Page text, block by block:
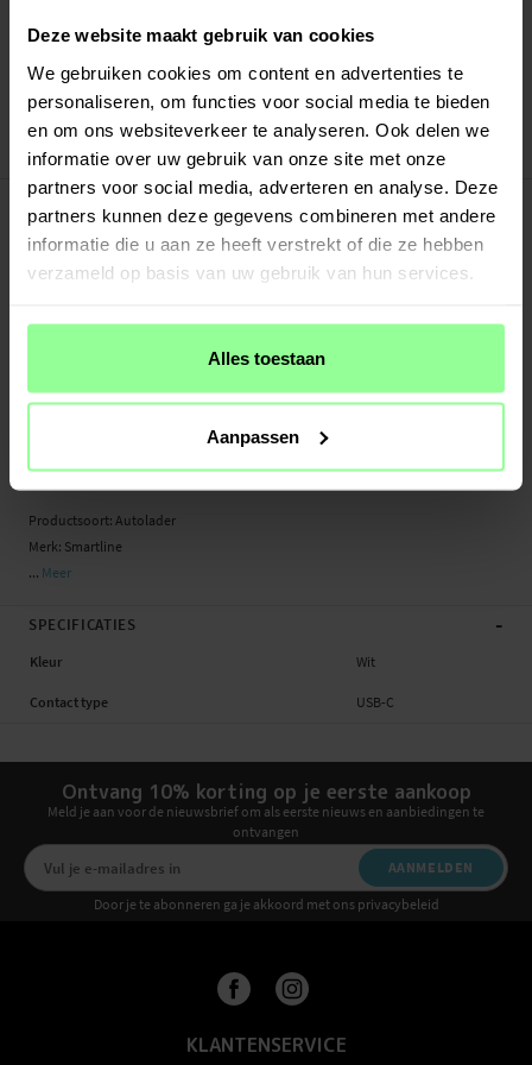
Deze website maakt gebruik van cookies
We gebruiken cookies om content en advertenties te
personaliseren, om functies voor social media te bieden
en om ons websiteverkeer te analyseren. Ook delen we
informatie over uw gebruik van onze site met onze
partners voor social media, adverteren en analyse. Deze
partners kunnen deze gegevens combineren met andere
informatie die u aan ze heeft verstrekt of die ze hebben
verzameld op basis van uw gebruik van hun services.
Alles toestaan
Aanpassen
Snelle levering met DHL, Budbee of Postnord
Veilig betalen met Klarna of Paypal
30 dagen retourrecht
Art number:50741 Smartline
PRODUCTBESCHRIJVING -
Laad uw Samsung Galaxy A25 optimaal op in de auto met dit ultieme duo van
Smartline. De oplader met Power Delivery-technologie ondersteunt opladen
tot 20W, waardoor je apparaat zo snel mogelijk wordt opgeladen. In combinatie
kabel ondersteunt USB 2.0.
- Samsung Galaxy A25 (6.5" 2023) SM-A256
Productsoort: Autolader
Merk: Smartline
... Meer
SPECIFICATIES -
Kleur Wit
Contact type USB-C
Ontvang 10% korting op je eerste aankoop
Meld je aan voor de nieuwsbrief om als eerste nieuws en aanbiedingen te
ontvangen
AANMELDEN
Door je te abonneren ga je akkoord met ons privacybeleid
KLANTENSERVICE